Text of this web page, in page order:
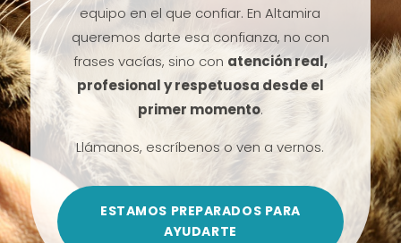
equipo en el que confiar. En Altamira
queremos darte esa confianza, no con
frases vacías, sino con atención real,
profesional y respetuosa desde el
primer momento.
Llámanos, escríbenos o ven a vernos.
ESTAMOS PREPARADOS PARA
AYUDARTE